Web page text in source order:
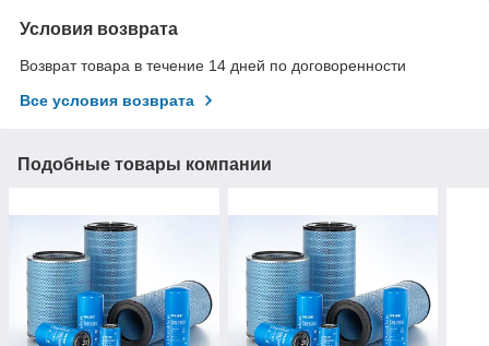
Условия возврата
Возврат товара в течение 14 дней по договоренности
Все условия возврата
Подобные товары компании